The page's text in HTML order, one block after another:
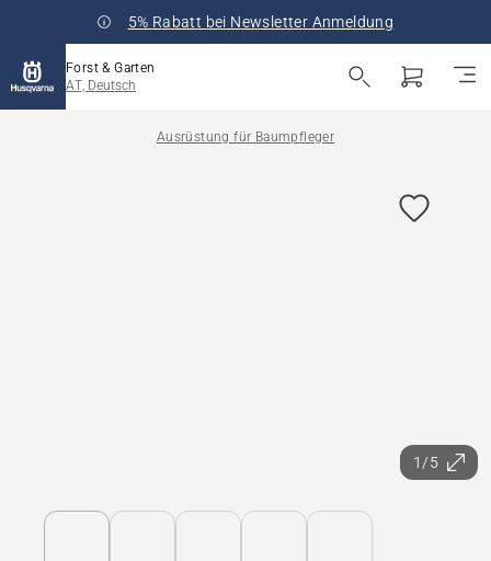
5% Rabatt bei Newsletter Anmeldung
Forst & Garten
AT, Deutsch
Ausrüstung für Baumpfleger
1/5